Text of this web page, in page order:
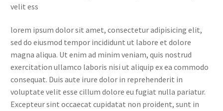
velit ess
lorem ipsum dolor sit amet, consectetur adipisicing elit,
sed do eiusmod tempor incididunt ut labore et dolore
magna aliqua. Ut enim ad minim veniam, quis nostrud
exercitation ullamco laboris nisi ut aliquip ex ea commodo
consequat. Duis aute irure dolor in reprehenderit in
voluptate velit esse cillum dolore eu fugiat nulla pariatur.
Excepteur sint occaecat cupidatat non proident, sunt in